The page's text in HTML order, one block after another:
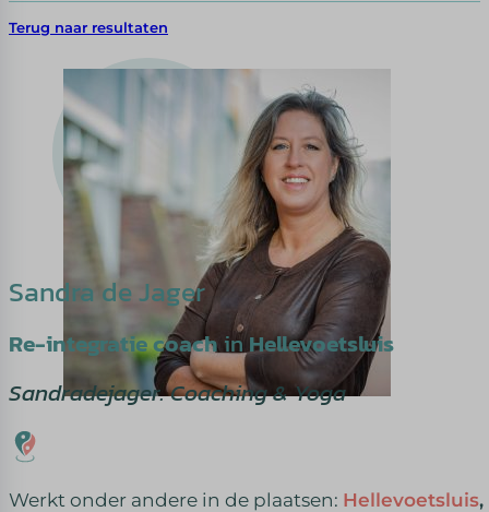
Terug naar resultaten
Sandra de Jager
Re-integratie coachinHellevoetsluis
Sandradejager. Coaching & Yoga
Werkt onder andere in de plaatsen: Hellevoetsluis,